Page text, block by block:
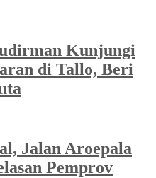
Kunjungi
di Tallo, Beri
Jalan Aroepala
Pemprov